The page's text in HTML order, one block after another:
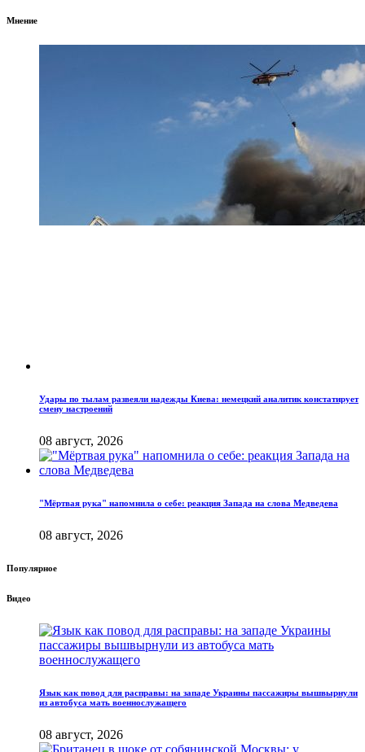
Мнение
Удары по тылам развеяли надежды Киева: немецкий аналитик констатирует
смену настроений
08 август, 2026
"Мёртвая рука" напомнила о себе: реакция Запада на слова Медведева
08 август, 2026
Популярное
Видео
Язык как повод для расправы: на западе Украины пассажиры вышвырнули
из автобуса мать военнослужащего
08 август, 2026